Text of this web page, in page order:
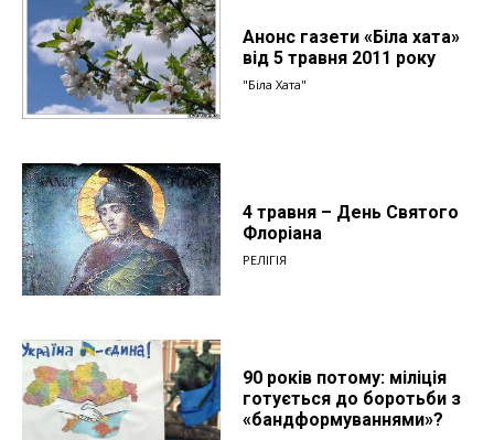
Анонс газети «Біла хата»
від 5 травня 2011 року
"Біла Хата"
4 травня – День Святого
Флоріана
РЕЛІГІЯ
90 років потому: міліція
готується до боротьби з
«бандформуваннями»?